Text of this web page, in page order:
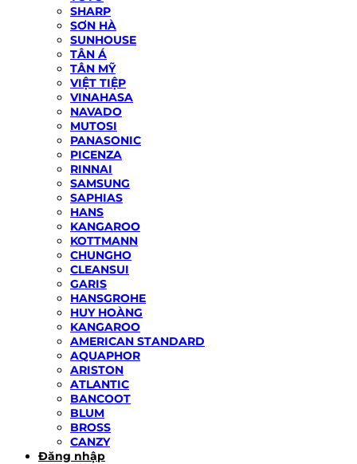
SHARP
SƠN HÀ
SUNHOUSE
TÂN Á
TÂN MỸ
VIỆT TIỆP
VINAHASA
NAVADO
MUTOSI
PANASONIC
PICENZA
RINNAI
SAMSUNG
SAPHIAS
HANS
KANGAROO
KOTTMANN
CHUNGHO
CLEANSUI
GARIS
HANSGROHE
HUY HOÀNG
KANGAROO
AMERICAN STANDARD
AQUAPHOR
ARISTON
ATLANTIC
BANCOOT
BLUM
BROSS
CANZY
Đăng nhập